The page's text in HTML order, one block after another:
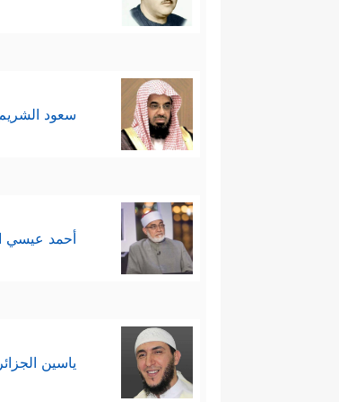
سعود
أحمد عيسي
ياسين